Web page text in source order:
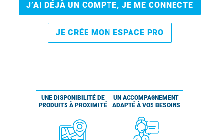
J’AI DÉJÀ UN COMPTE, JE ME CONNECTE
JE CRÉE MON ESPACE PRO
UNE DISPONIBILITÉ DE
PRODUITS À PROXIMITÉ
UN ACCOMPAGNEMENT
ADAPTÉ À VOS BESOINS